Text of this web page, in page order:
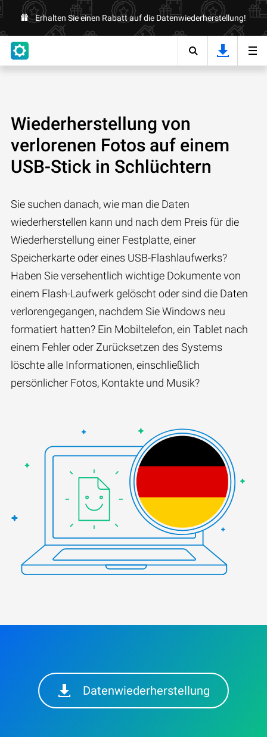
Erhalten Sie einen Rabatt auf die Datenwiederherstellung!
Wiederherstellung von
verlorenen Fotos auf einem
USB-Stick in Schlüchtern
Sie suchen danach, wie man die Daten
wiederherstellen kann und nach dem Preis für die
Wiederherstellung einer Festplatte, einer
Speicherkarte oder eines USB-Flashlaufwerks?
Haben Sie versehentlich wichtige Dokumente von
einem Flash-Laufwerk gelöscht oder sind die Daten
verlorengegangen, nachdem Sie Windows neu
formatiert hatten? Ein Mobiltelefon, ein Tablet nach
einem Fehler oder Zurücksetzen des Systems
löschte alle Informationen, einschließlich
persönlicher Fotos, Kontakte und Musik?
Datenwiederherstellung